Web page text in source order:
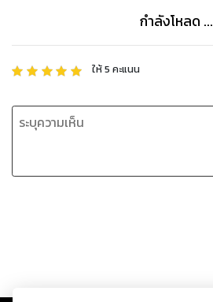
กำลังโหลด ...
ให้5 คะแนน